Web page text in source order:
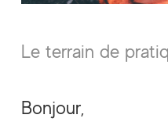
Le terrain de
Bonjour,